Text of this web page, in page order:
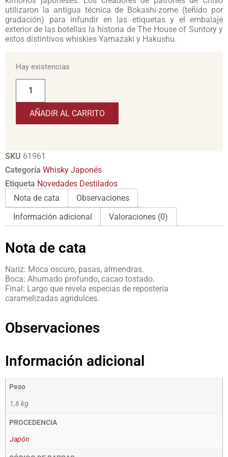
utilizaron la antigua técnica de Bokashi-zome (teñido por
gradación) para infundir en las etiquetas y el embalaje
exterior de las botellas la historia de The House of Suntory y
estos distintivos whiskies Yamazaki y Hakushu.
Hay existencias
AÑADIR AL CARRITO
SKU 61961
Categoría Whisky Japonés
Etiqueta Novedades Destilados
Nota de cata
Observaciones
Información adicional
Valoraciones (0)
Nota de cata
Nariz: Moca oscuro, pasas, almendras.
Boca: Ahumado profundo, cacao tostado.
Final: Largo que revela especias de repostería
caramelizadas agridulces.
Observaciones
Información adicional
Peso
1,6 kg
PROCEDENCIA
Japón